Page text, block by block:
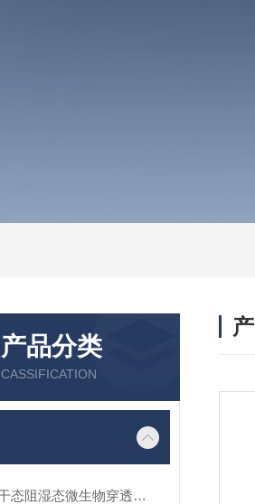
产品分类
CASSIFICATION
阻干态阻湿态微生物穿透性能测试仪